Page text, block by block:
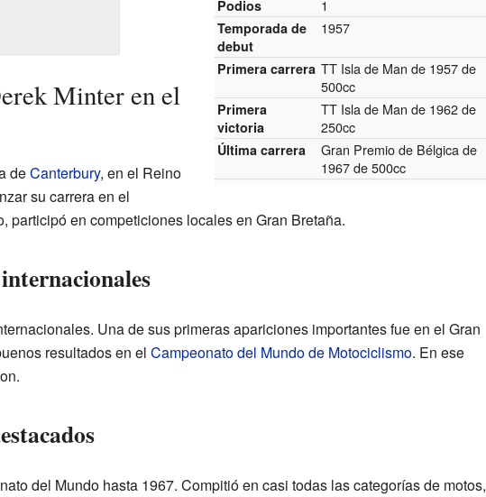
Podios 1
Temporada de
debut
1957
Primera carrera TT Isla de Man de 1957 de
500cc
Primera
victoria
TT Isla de Man de 1962 de
250cc
Última carrera
Gran Premio de Bélgica de
1967 de 500cc
Minter en el
deCanterbury, en el Reino
su carrera en el
participó en competiciones locales en Gran Bretaña.
Una de sus primeras apariciones importantes fue en el Gran
resultados en el Campeonato del Mundo de Motociclismo. En ese
del Mundo hasta 1967. Compitió en casi todas las categorías de motos,